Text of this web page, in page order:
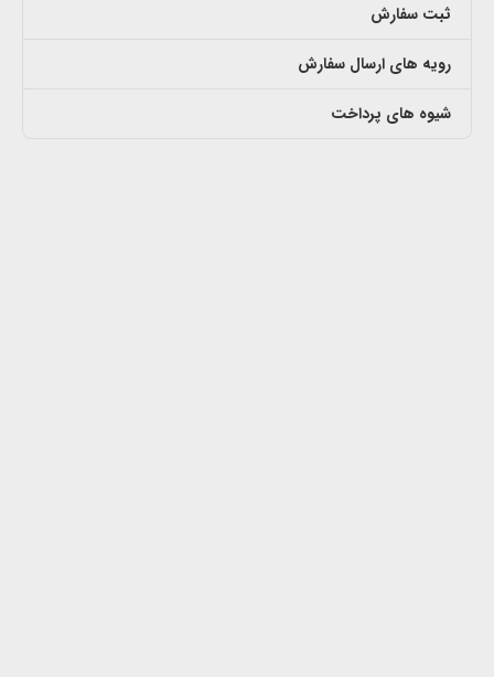
ثبت سفارش
رویه های ارسال سفارش
شیوه های پرداخت